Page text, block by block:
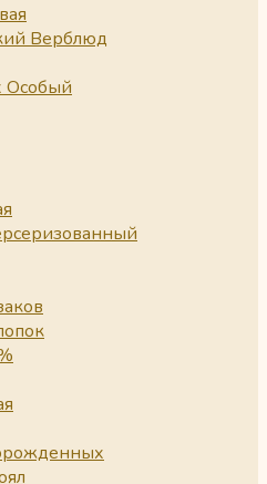
Верблюд
Особый